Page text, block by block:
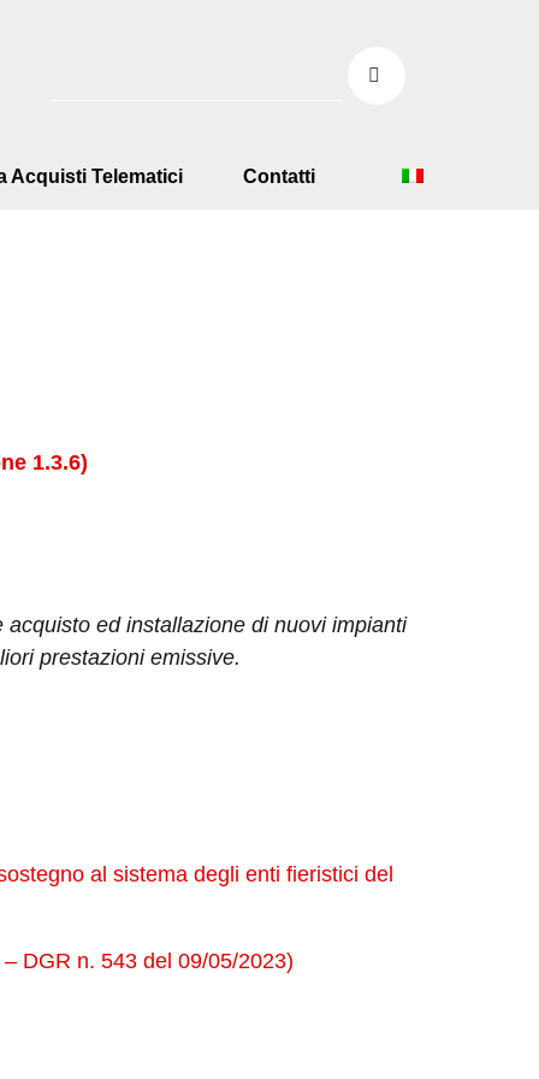
Acquisti Telematici Contatti
1.3.6)
ed installazione di nuovi impianti
prestazioni emissive.
al sistema degli enti fieristici del
DGR n. 543 del 09/05/2023)